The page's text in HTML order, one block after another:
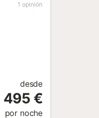
1 opinión
desde
495 €
por noche